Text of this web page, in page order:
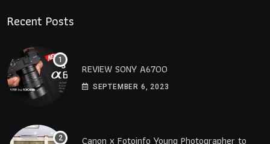
Recent Posts
REVIEW SONY A6700
SEPTEMBER 6, 2023
Canon x Fotoinfo​ Young​ Photographer to